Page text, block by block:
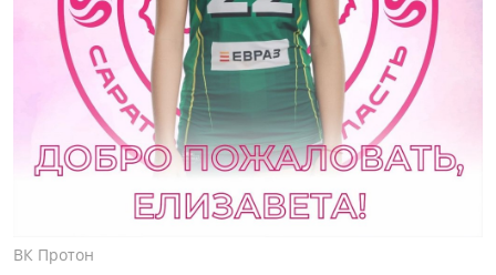
ВК Протон